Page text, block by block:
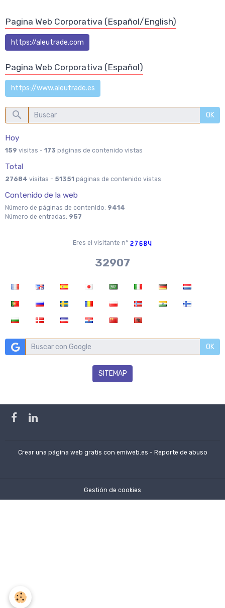
Pagina Web Corporativa (Español/English)
https://aleutrade.com
Pagina Web Corporativa (Español)
https://www.aleutrade.es
OK
Hoy
159 visitas - 173 páginas de contenido vistas
Total
27684 visitas - 51351 páginas de contenido vistas
Contenido de la web
Número de páginas de contenido: 9414
Número de entradas: 957
Eres el visitante nº
37970
OK
SITEMAP
Crear una página web gratis con emiweb.es - Reporte de abuso
Gestión de cookies